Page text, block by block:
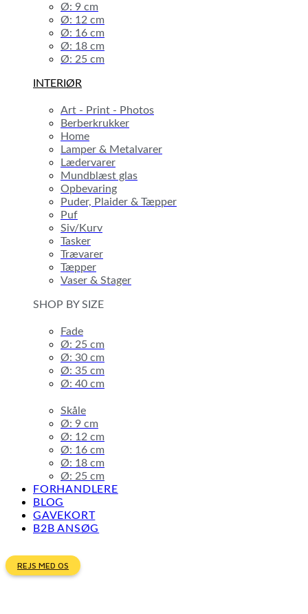
Ø: 9 cm
Ø: 12 cm
Ø: 16 cm
Ø: 18 cm
Ø: 25 cm
INTERIØR
Art - Print - Photos
Berberkrukker
Home
Lamper & Metalvarer
Lædervarer
Mundblæst glas
Opbevaring
Puder, Plaider & Tæpper
Puf
Siv/Kurv
Tasker
Trævarer
Tæpper
Vaser & Stager
SHOP BY SIZE
Fade
Ø: 25 cm
Ø: 30 cm
Ø: 35 cm
Ø: 40 cm
Skåle
Ø: 9 cm
Ø: 12 cm
Ø: 16 cm
Ø: 18 cm
Ø: 25 cm
FORHANDLERE
BLOG
GAVEKORT
B2B ANSØG
REJS MED OS